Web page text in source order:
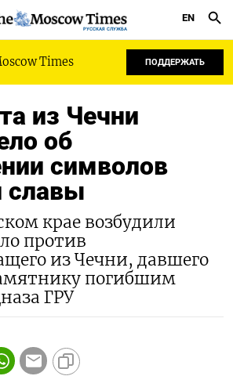
РУССКАЯ СЛУЖБА
EN
Times ПОДДЕРЖАТЬ
из Чечни
об
символов
славы
крае возбудили
против
из Чечни, давшего
погибшим
ГРУ